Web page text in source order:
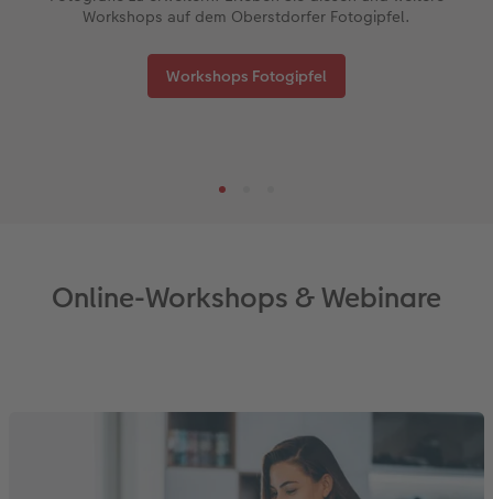
Workshops auf dem Oberstdorfer Fotogipfel.
Workshops Fotogipfel
Online-Workshops & Webinare